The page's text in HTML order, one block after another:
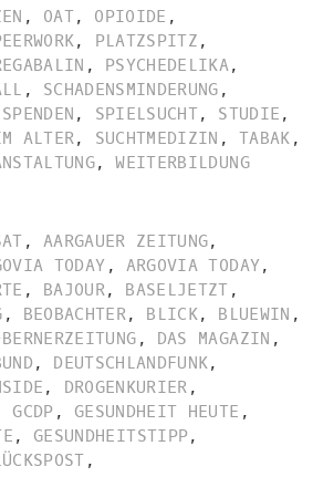
, OAT, OPIOIDE ,
, PLATZSPITZ ,
, PSYCHEDELIKA,
, SCHADENSMINDERUNG ,
SPENDEN , SPIELSUCHT, STUDIE ,
ALTER, SUCHTMEDIZIN , TABAK ,
, WEITERBILDUNG
, AARGAUER ZEITUNG,
TODAY, ARGOVIA TODAY,
, BAJOUR, BASELJETZT ,
, BEOBACHTER, BLICK, BLUEWIN ,
, DAS MAGAZIN ,
, DEUTSCHLANDFUNK,
, DROGENKURIER ,
GCDP , GESUNDHEIT HEUTE ,
, GESUNDHEITSTIPP,
,